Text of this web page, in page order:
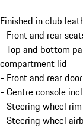
Finished in club
- Front and rear
- Top and bottom
compartment lid
- Front and rear
- Centre console
- Steering wheel rim
- Steering wheel